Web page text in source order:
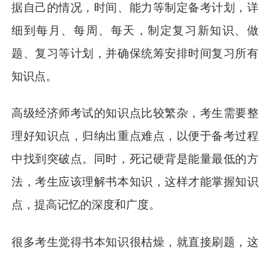
据自己的情况，时间、能力等制定备考计划，详
细到每月、每周、每天，制定复习新知识、做
题、复习等计划，并确保统筹安排时间复习所有
知识点。
高级经济师考试的知识点比较繁杂，考生需要整
理好知识点，归纳出重点难点，以便于备考过程
中找到突破点。同时，死记硬背是能量最低的方
法，考生应该理解书本知识，这样才能掌握知识
点，提高记忆的深度和广度。
很多考生觉得书本知识很枯燥，就直接刷题，这